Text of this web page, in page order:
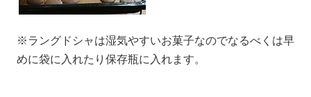
※ラングドシャは湿気やすいお菓子なのでなるべくは早
めに袋に入れたり保存瓶に入れます。